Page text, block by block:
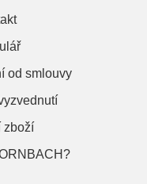
od smlouvy
zboží